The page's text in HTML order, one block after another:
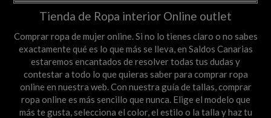
Tienda de Ropa interior Online outlet
Comprar ropa de mujer online. Si no lo tienes claro o no sabes
exactamente qué es lo que más se lleva, en Saldos Canarias
estaremos encantados de resolver todas tus dudas y
contestar a todo lo que quieras saber para comprar ropa
online en nuestra web. Con nuestra guía de tallas, comprar
ropa online es más sencillo que nunca. Elige el modelo que
más te gusta, selecciona el color, el estilo o la talla y haz tu